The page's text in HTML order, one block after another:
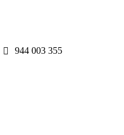
944 003 355